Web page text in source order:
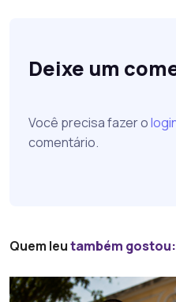
Deixe um
Você precisa fazer o
comentário.
Quem leutambém gostou: